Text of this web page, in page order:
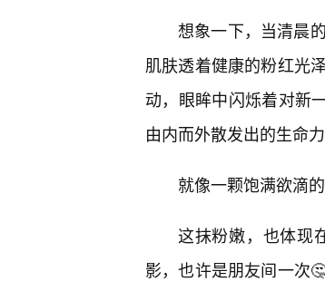
想象一下，当清晨
肌肤透着健康的粉红光
动，眼眸中闪烁着对新
由内而外散发出的生命力
就像一颗饱满欲滴
这抹粉嫩，也体现
影，也许是朋友间一次